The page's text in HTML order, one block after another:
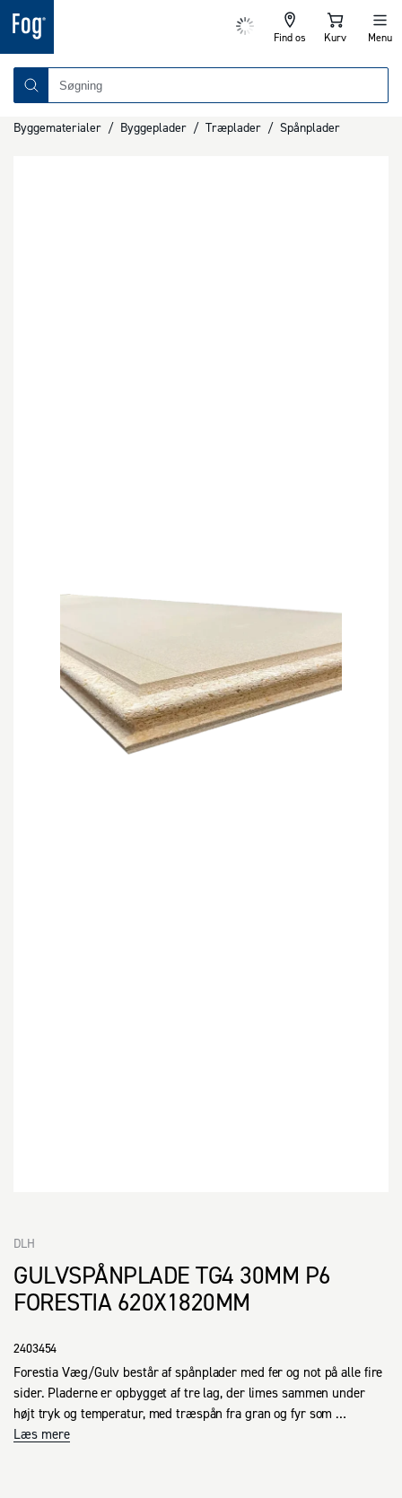
Find os Kurv Menu
Byggematerialer / Byggeplader / Træplader / Spånplader
GULVSPÅNPLADE TG4 30MM P6
FORESTIA 620X1820MM
DLH
2403454
Forestia Væg/Gulv består af spånplader med fer og not på alle fire
sider. Pladerne er opbygget af tre lag, der limes sammen under
højt tryk og temperatur, med træspån fra gran og fyr som
hovedmateriale. Limen, der anvendes, er urea-formaldehyd.
Læs mere